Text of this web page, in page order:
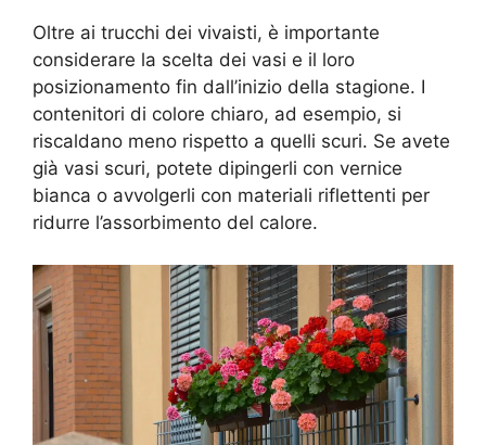
Oltre ai trucchi dei vivaisti, è importante
considerare la scelta dei vasi e il loro
posizionamento fin dall’inizio della stagione. I
contenitori di colore chiaro, ad esempio, si
riscaldano meno rispetto a quelli scuri. Se avete
già vasi scuri, potete dipingerli con vernice
bianca o avvolgerli con materiali riflettenti per
ridurre l’assorbimento del calore.